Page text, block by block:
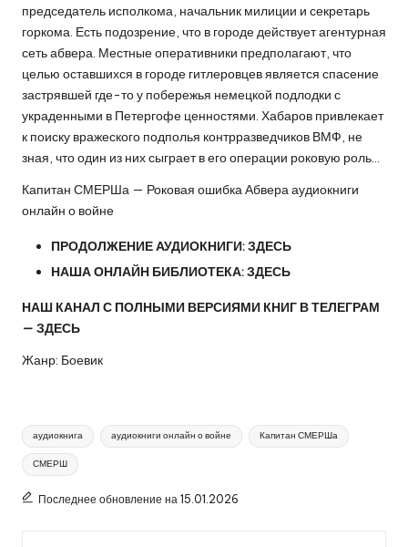
председатель исполкома, начальник милиции и секретарь
горкома. Есть подозрение, что в городе действует агентурная
сеть абвера. Местные оперативники предполагают, что
целью оставшихся в городе гитлеровцев является спасение
застрявшей где-то у побережья немецкой подлодки с
украденными в Петергофе ценностями. Хабаров привлекает
к поиску вражеского подполья контрразведчиков ВМФ, не
зная, что один из них сыграет в его операции роковую роль…
Капитан СМЕРШа — Роковая ошибка Абвера аудиокниги
онлайн о войне
ПРОДОЛЖЕНИЕ АУДИОКНИГИ:ЗДЕСЬ
НАША ОНЛАЙН БИБЛИОТЕКА:ЗДЕСЬ
НАШ КАНАЛ С ПОЛНЫМИ ВЕРСИЯМИ КНИГ В ТЕЛЕГРАМ
— ЗДЕСЬ
Жанр: Боевик
Метки:
аудиокнига аудиокниги онлайн о войне Капитан СМЕРШа
СМЕРШ
Последнее обновление на 15.01.2026